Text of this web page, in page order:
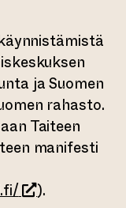
ja Suomen
rahasto.
Taiteen
manifesti
(siirtyy toiseen
).